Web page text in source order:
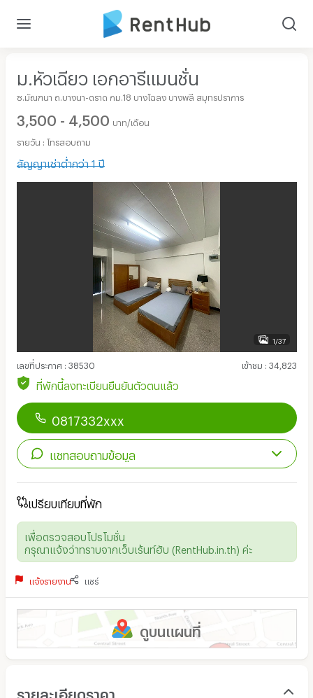
ม.หัวเฉียว เอกอารีแมนชั่น
ซ.มัณฑนา ถ.บางนา-ตราด กม.18 บางโฉลง บางพลี สมุทรปราการ
3,500 - 4,500 บาท/เดือน
รายวัน : โทรสอบถาม
สัญญาเช่าต่ำกว่า 1 ปี
1/37
เลขที่ประกาศ : 38530 เข้าชม : 34,823
ที่พักนี้ลงทะเบียนยืนยันตัวตนแล้ว
0817332xxx
แชทสอบถามข้อมูล
เปรียบเทียบที่พัก
เพื่อตรวจสอบโปรโมชั่น
กรุณาแจ้งว่าทราบจากเว็บเร้นท์ฮับ (RentHub.in.th) ค่ะ
แจ้งรายงาน แชร์
ดูบนแผนที่
รายละเอียดราคา